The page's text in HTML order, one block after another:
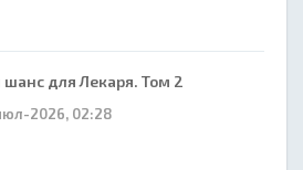
шанс для Лекаря. Том 2
2026, 02:28